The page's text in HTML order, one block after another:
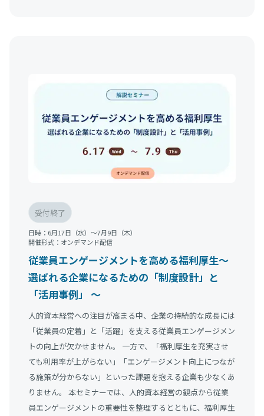
受付終了
日時： 6月17日（水）〜7月9日（木）
開催形式： オンデマンド配信
従業員エンゲージメントを高める福利厚生〜
選ばれる企業になるための「制度設計」と
「活用事例」 〜
人的資本経営への注目が高まる中、企業の持続的な成長には
「従業員の定着」と「活躍」を支える従業員エンゲージメン
トの向上が欠かせません。 一方で、「福利厚生を充実させ
ても利用率が上がらない」「エンゲージメント向上につなが
る施策が分からない」といった課題を抱える企業も少なくあ
りません。 本セミナーでは、人的資本経営の観点から従業
員エンゲージメントの重要性を整理するとともに、福利厚生